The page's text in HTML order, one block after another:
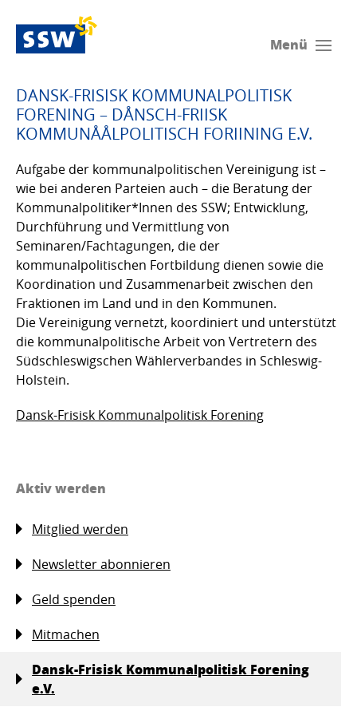
Menü
DANSK-FRISISK KOMMUNALPOLITISK
FORENING – DÅNSCH-FRIISK
KOMMUNÅÅLPOLITISCH FORIINING E.V.
Aufgabe der kommunalpolitischen Vereinigung ist –
wie bei anderen Parteien auch – die Beratung der
Kommunalpolitiker*Innen des SSW; Entwicklung,
Durchführung und Vermittlung von
Seminaren/Fachtagungen, die der
kommunalpolitischen Fortbildung dienen sowie die
Koordination und Zusammenarbeit zwischen den
Fraktionen im Land und in den Kommunen.
Die Vereinigung vernetzt, koordiniert und unterstützt
die kommunalpolitische Arbeit von Vertretern des
Südschleswigschen Wählerverbandes in Schleswig-
Holstein.
Dansk-Frisisk Kommunalpolitisk Forening
Aktiv werden
Mitglied werden
Newsletter abonnieren
Geld spenden
Mitmachen
Dansk-Frisisk Kommunalpolitisk Forening
e.V.